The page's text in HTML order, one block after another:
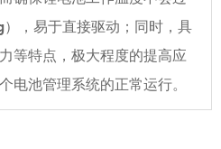
，易于直接驱动；同时，具
等特点，极大程度的提高应
电池管理系统的正常运行。